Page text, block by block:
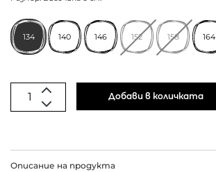
134 140 146 152 158 164
Добави в количката
Описание на продукта